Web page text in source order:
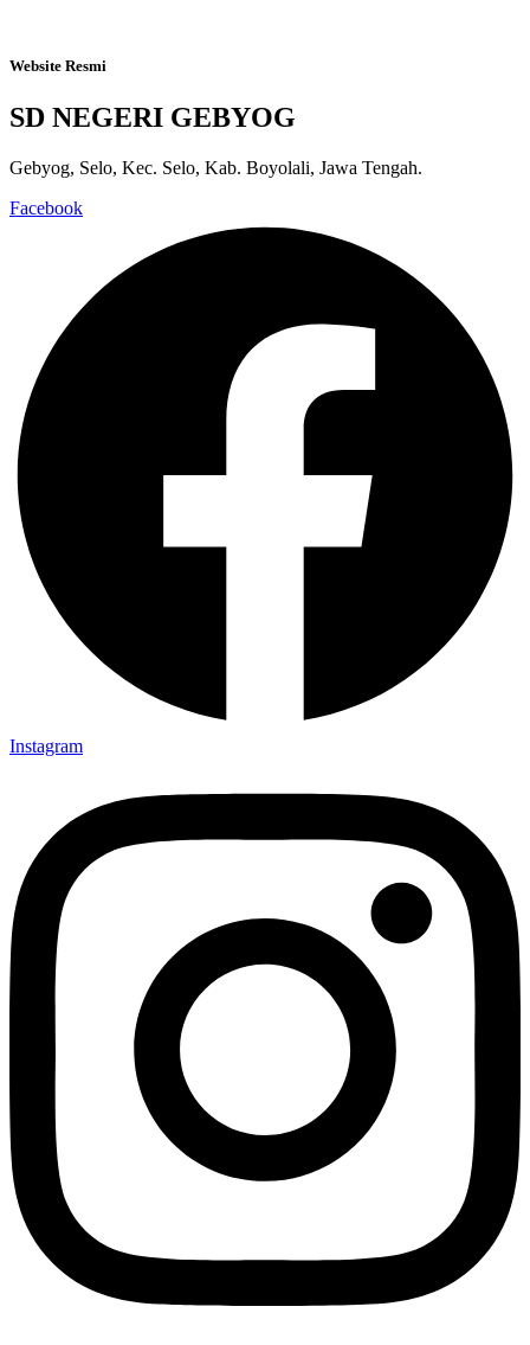
Website Resmi
SD NEGERI GEBYOG
Gebyog, Selo, Kec. Selo, Kab. Boyolali, Jawa Tengah.
Facebook
Instagram